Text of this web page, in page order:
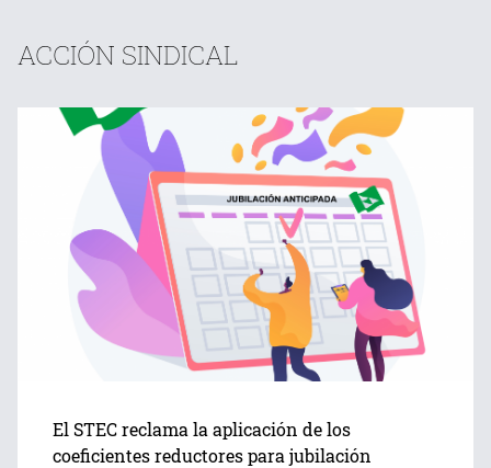
ACCIÓN SINDICAL
El STEC reclama la aplicación de los
coeficientes reductores para jubilación